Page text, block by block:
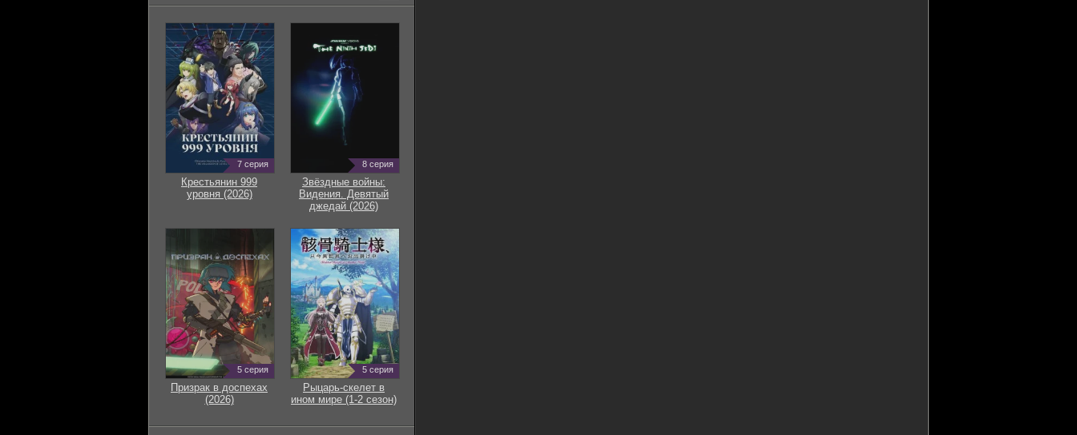
7 серия
Крестьянин 999
уровня (2026)
8 серия
Звёздные войны:
Видения. Девятый
джедай (2026)
5 серия
Призрак в доспехах
(2026)
5 серия
Рыцарь-скелет в
ином мире (1-2 сезон)